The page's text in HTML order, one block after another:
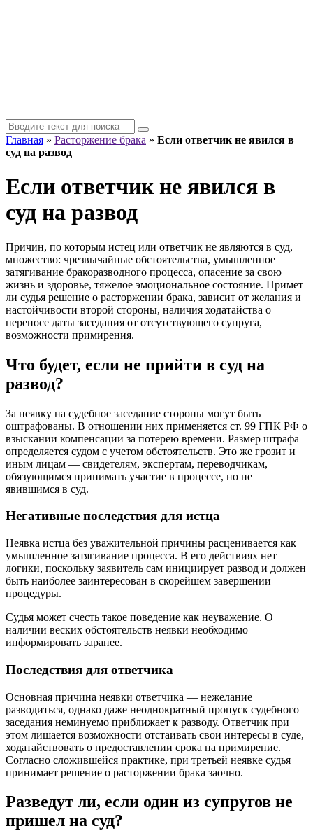
Главная » Расторжение брака » Если ответчик не явился в
суд на развод
Если ответчик не явился в
суд на развод
Причин, по которым истец или ответчик не являются в суд,
множество: чрезвычайные обстоятельства, умышленное
затягивание бракоразводного процесса, опасение за свою
жизнь и здоровье, тяжелое эмоциональное состояние. Примет
ли судья решение о расторжении брака, зависит от желания и
настойчивости второй стороны, наличия ходатайства о
переносе даты заседания от отсутствующего супруга,
возможности примирения.
Что будет, если не прийти в суд на
развод?
За неявку на судебное заседание стороны могут быть
оштрафованы. В отношении них применяется ст. 99 ГПК РФ о
взыскании компенсации за потерею времени. Размер штрафа
определяется судом с учетом обстоятельств. Это же грозит и
иным лицам — свидетелям, экспертам, переводчикам,
обязующимся принимать участие в процессе, но не
явившимся в суд.
Негативные последствия для истца
Неявка истца без уважительной причины расценивается как
умышленное затягивание процесса. В его действиях нет
логики, поскольку заявитель сам инициирует развод и должен
быть наиболее заинтересован в скорейшем завершении
процедуры.
Судья может счесть такое поведение как неуважение. О
наличии веских обстоятельств неявки необходимо
информировать заранее.
Последствия для ответчика
Основная причина неявки ответчика — нежелание
разводиться, однако даже неоднократный пропуск судебного
заседания неминуемо приближает к разводу. Ответчик при
этом лишается возможности отстаивать свои интересы в суде,
ходатайствовать о предоставлении срока на примирение.
Согласно сложившейся практике, при третьей неявке судья
принимает решение о расторжении брака заочно.
Разведут ли, если один из супругов не
пришел на суд?